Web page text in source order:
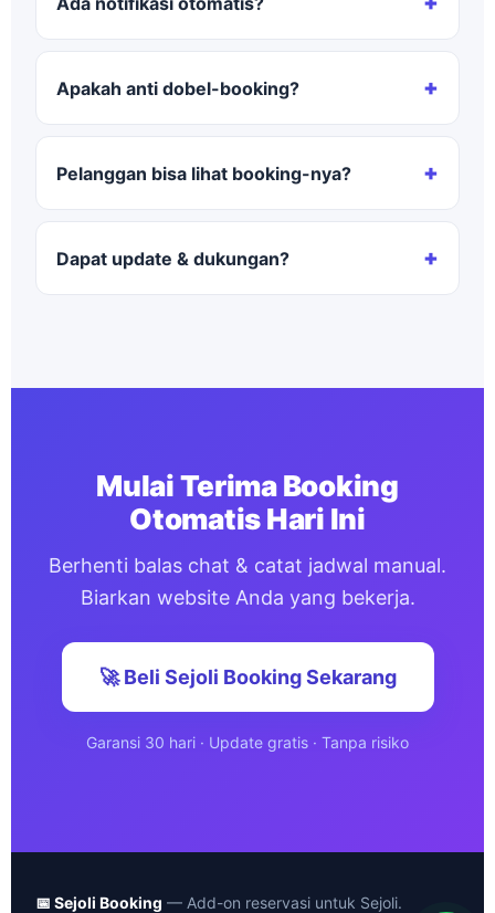
Apakah anti dobel-booking?
Pelanggan bisa lihat booking-nya?
Dapat update & dukungan?
Mulai Terima Booking
Otomatis Hari Ini
Berhenti balas chat & catat jadwal manual.
Biarkan website Anda yang bekerja.
🚀 Beli Sejoli Booking Sekarang
Garansi 30 hari · Update gratis · Tanpa risiko
📅 Sejoli Booking — Add-on reservasi untuk Sejoli.